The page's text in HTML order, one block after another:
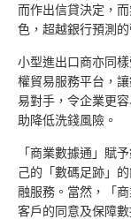
而作出信貸決定，
色，超越銀行預測
小型進出口商亦同
權貿易服務平台，
易對手，令企業更
助降低洗錢風險。
「商業數據通」賦
己的「數碼足跡」
融服務。當然，「
客戶的同意及保障